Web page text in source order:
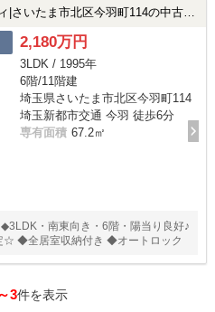
たま市北区今羽町114の中古マンション
2,180万円
3LDK / 1995年
6階/11階建
埼玉県さいたま市北区今羽町114
埼玉新都市交通 今羽 徒歩6分
専有面積 67.2㎡
・南東向き・6階・陽当り良好♪
☆ ◆全居室収納付き ◆オートロック
3件を表示